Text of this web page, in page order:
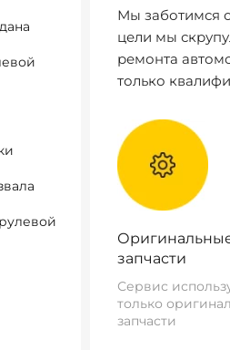
Мы заботимся
цели мы
ремонта
только
запчасти
Сервис
только
запчасти